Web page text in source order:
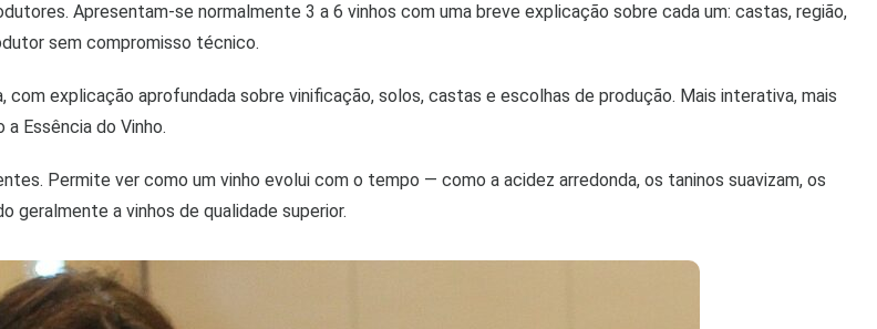
Apresentam-se normalmente 3 a 6 vinhos com uma breve explicação sobre cada um: castas, região,
sem compromisso técnico.
explicação aprofundada sobre vinificação, solos, castas e escolhas de produção. Mais interativa, mais
Essência do Vinho.
Permite ver como um vinho evolui com o tempo — como a acidez arredonda, os taninos suavizam, os
geralmente a vinhos de qualidade superior.